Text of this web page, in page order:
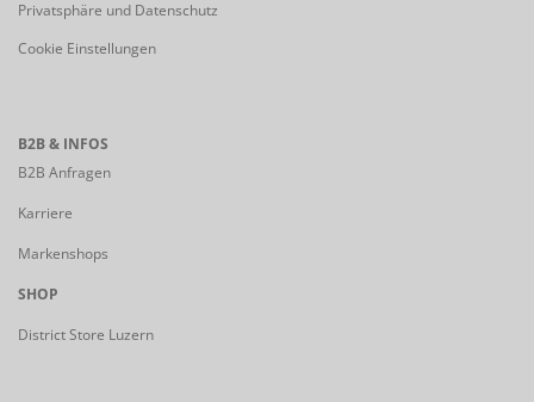
Privatsphäre und Datenschutz
Cookie Einstellungen
B2B & INFOS
B2B Anfragen
Karriere
Markenshops
SHOP
District Store Luzern